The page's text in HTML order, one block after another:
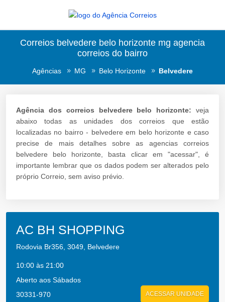
Correios belvedere belo horizonte mg agencia
correios do bairro
Agências MG Belo Horizonte Belvedere
Agência dos correios belvedere belo horizonte: veja
abaixo todas as unidades dos correios que estão
localizadas no bairro - belvedere em belo horizonte e caso
precise de mais detalhes sobre as agencias correios
belvedere belo horizonte, basta clicar em "acessar", é
importante lembrar que os dados podem ser alterados pelo
próprio Correio, sem aviso prévio.
AC BH SHOPPING
Rodovia Br356, 3049, Belvedere
10:00 às 21:00
Aberto aos Sábados
30331-970
ACESSAR UNIDADE